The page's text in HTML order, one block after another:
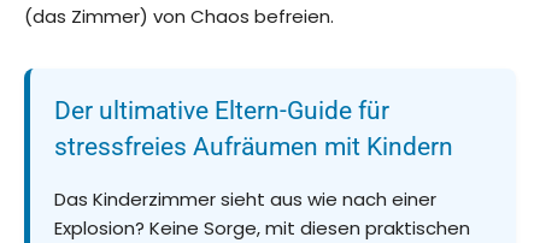
(das Zimmer) von Chaos befreien.
Der ultimative Eltern-Guide für
stressfreies Aufräumen mit Kindern
Das Kinderzimmer sieht aus wie nach einer
Explosion? Keine Sorge, mit diesen praktischen